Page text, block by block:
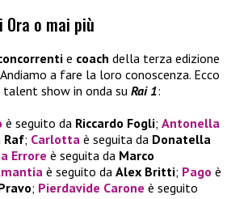
o mai più
e coach della terza edizione
a fare la loro conoscenza. Ecco
talent show in onda su Rai 1:
è seguito da Riccardo Fogli; Antonella
Raf; Carlotta è seguita da Donatella
Errore è seguita da Marco
è seguito da Alex Britti; Pago è
; Pierdavide Carone è seguito